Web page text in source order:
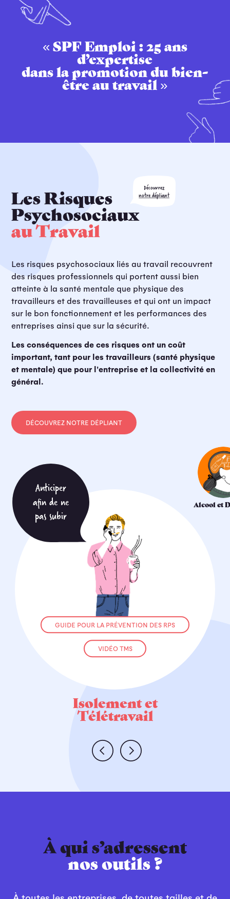
« SPF Emploi : 25 ans
d’expertise
dans la promotion du bien-
être au travail »
Découvrez
notre dépliant
Les Risques
Psychosociaux
au Travail
Les risques psychosociaux liés au travail recouvrent
des risques professionnels qui portent aussi bien
atteinte à la santé mentale que physique des
travailleurs et des travailleuses et qui ont un impact
sur le bon fonctionnement et les performances des
entreprises ainsi que sur la sécurité.
Les conséquences de ces risques ont un coût
important, tant pour les travailleurs (santé physique
et mentale) que pour l'entreprise et la collectivité en
général.
DÉCOUVREZ NOTRE DÉPLIANT
Anticiper
afin de ne
pas subir
Isolement et
Télétravail
GUIDE POUR LA PRÉVENTION DES RPS
VIDÉO TMS
Alcool et
GUIDE ALCOOL
À qui s’adressent
nos outils ?